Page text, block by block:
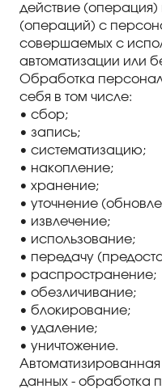
действие (операция)
(операций) с
совершаемых с
автоматизации или
Обработка
себя в том числе:
• сбор;
• запись;
• систематизацию;
• накопление;
• хранение;
• уточнение
• извлечение;
• использование;
• передачу
• распространение;
• обезличивание;
• блокирование;
• удаление;
• уничтожение.
данных - обработка